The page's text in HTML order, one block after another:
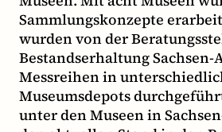
Sammlungskonzepte
wurden von der
Bestandserhaltung
Messreihen in
Museumsdepots
unter den Museen in